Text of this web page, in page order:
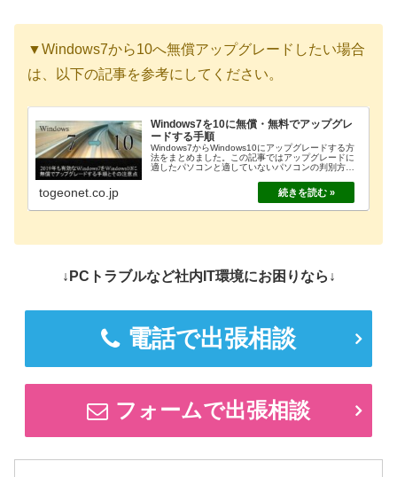
▼Windows7から10へ無償アップグレードしたい場合
は、以下の記事を参考にしてください。
Windows7を10に無償・無料でアップグレ
ードする手順
Windows7からWindows10にアップグレードする方
法をまとめました。この記事ではアップグレードに
適したパソコンと適していないパソコンの判別方法
のアップグレード方法についてまとめました。
togeonet.co.jp
↓PCトラブルなど社内IT環境にお困りなら↓
電話で出張相談
フォームで出張相談